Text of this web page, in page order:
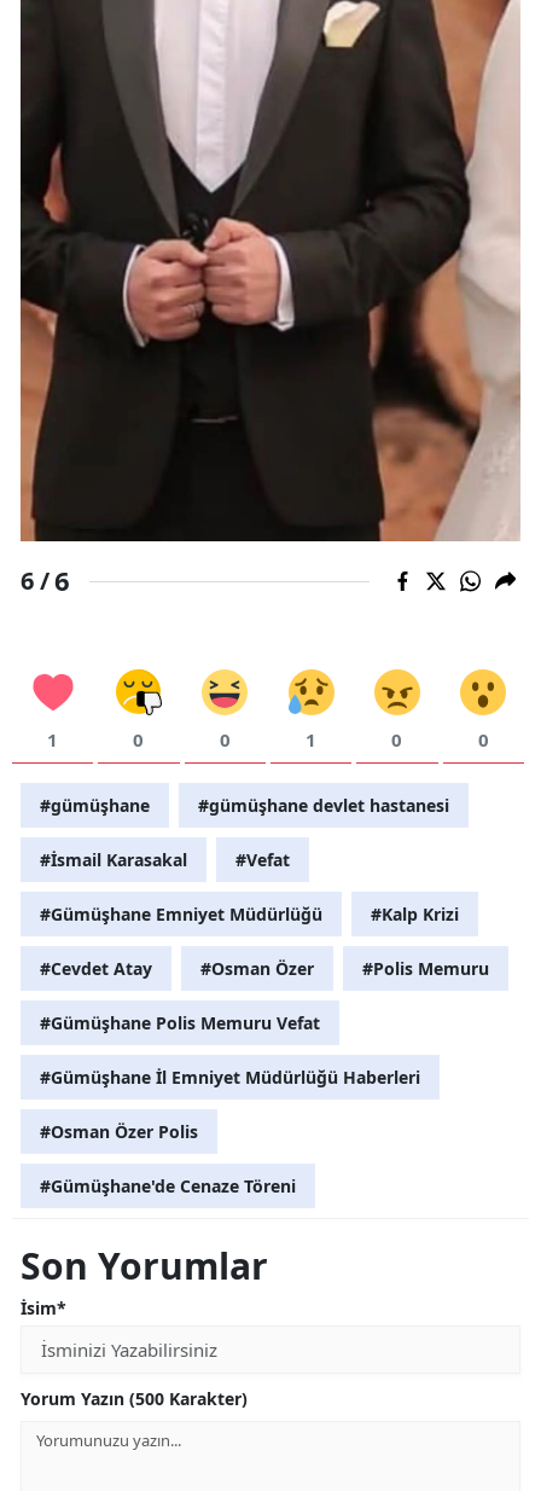
6 /6
1 0 0 1 0 0
#gümüşhane #gümüşhane devlet hastanesi
#İsmail Karasakal #Vefat
#Gümüşhane Emniyet Müdürlüğü #Kalp Krizi
#Cevdet Atay #Osman Özer #Polis Memuru
#Gümüşhane Polis Memuru Vefat
#Gümüşhane İl Emniyet Müdürlüğü Haberleri
#Osman Özer Polis
#Gümüşhane'de Cenaze Töreni
Son Yorumlar
İsim*
Yorum Yazın (500 Karakter)